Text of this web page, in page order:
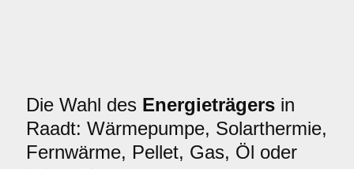
Die Wahl des Energieträgers in
Raadt: Wärmepumpe, Solarthermie,
Fernwärme, Pellet, Gas, Öl oder